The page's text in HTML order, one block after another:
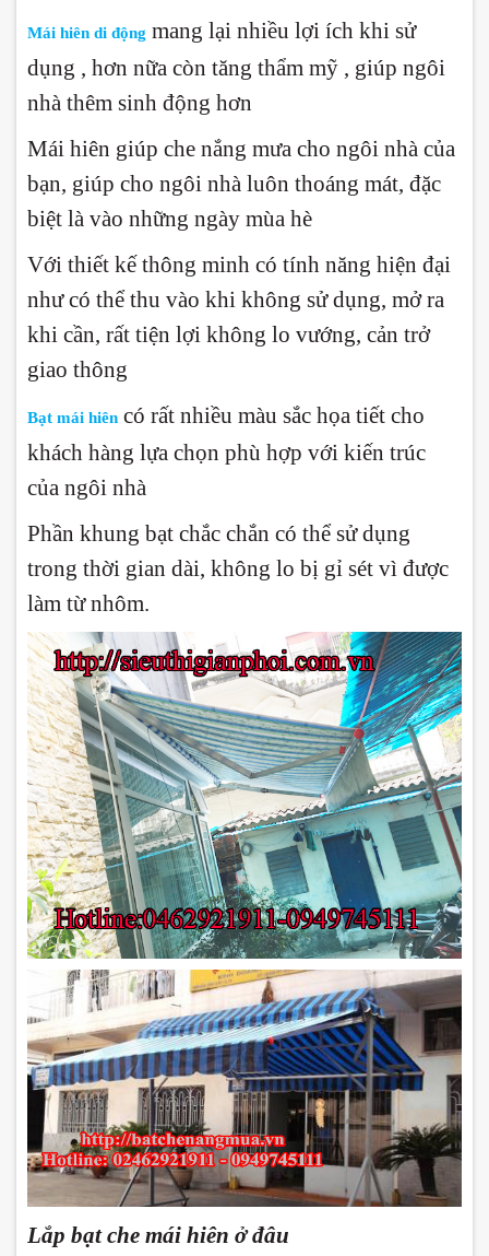
Mái hiên di động mang lại nhiều lợi ích khi sử
dụng , hơn nữa còn tăng thẩm mỹ , giúp ngôi
nhà thêm sinh động hơn
Mái hiên giúp che nắng mưa cho ngôi nhà của
bạn, giúp cho ngôi nhà luôn thoáng mát, đặc
biệt là vào những ngày mùa hè
Với thiết kế thông minh có tính năng hiện đại
như có thể thu vào khi không sử dụng, mở ra
khi cần, rất tiện lợi không lo vướng, cản trở
giao thông
Bạt mái hiên có rất nhiều màu sắc họa tiết cho
khách hàng lựa chọn phù hợp với kiến trúc
của ngôi nhà
Phần khung bạt chắc chắn có thể sử dụng
trong thời gian dài, không lo bị gỉ sét vì được
làm từ nhôm.
Lắp bạt che mái hiên ở đâu